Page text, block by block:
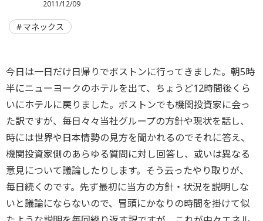
2011/12/09
マネックス
今日は一日だけ日帰りでボストンに行ってきました。朝5時
半にニューヨークのホテルを出て、ちょうど12時間後くら
いにホテルに戻りました。ボストンでも機関投資家に会っ
た訳ですが、毎日々々当社グループの方針や現状を話し、
時には世界や日本情勢の見方を聞かれるのでそれに答え、
機関投資家側のあらゆる質問に対し回答し、或いは異なる
意見について議論したりします。そう云ったやり取りが、
毎日続くのです。先ず最初に当方の方針・状況を説明しな
いと議論にならないので、冒頭にかなりの時間を掛けて似